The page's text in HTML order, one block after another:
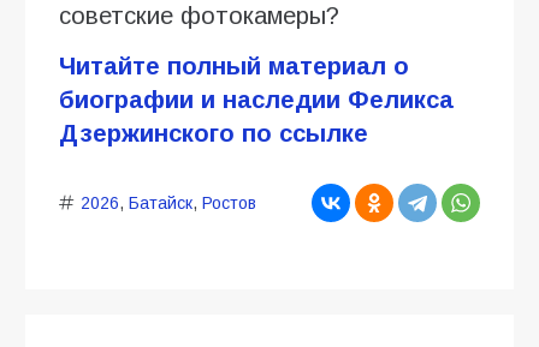
советские фотокамеры?
Читайте полный материал о
биографии и наследии Феликса
Дзержинского по ссылке
2026, Батайск, Ростов